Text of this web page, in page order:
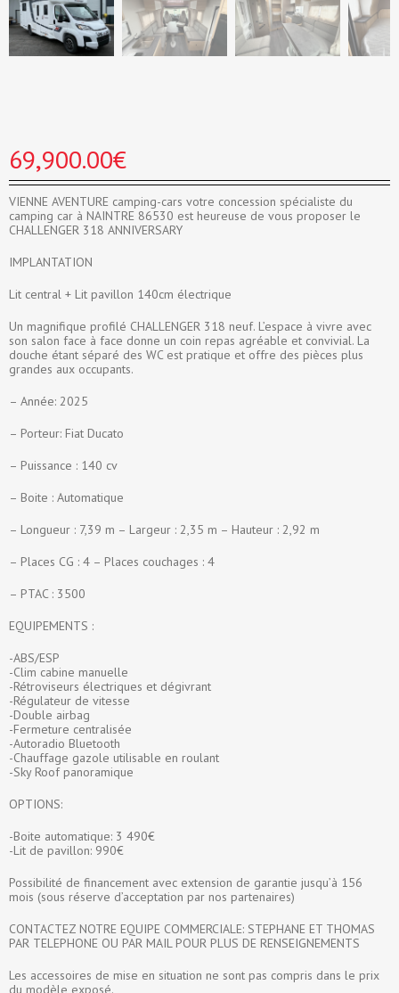
69,900.00€
VIENNE AVENTURE camping-cars votre concession spécialiste du
camping car à NAINTRE 86530 est heureuse de vous proposer le
CHALLENGER 318 ANNIVERSARY
IMPLANTATION
Lit central + Lit pavillon 140cm électrique
Un magnifique profilé CHALLENGER 318 neuf. L’espace à vivre avec
son salon face à face donne un coin repas agréable et convivial. La
douche étant séparé des WC est pratique et offre des pièces plus
grandes aux occupants.
– Année: 2025
– Porteur: Fiat Ducato
– Puissance : 140 cv
– Boite : Automatique
– Longueur : 7,39 m – Largeur : 2,35 m – Hauteur : 2,92 m
– Places CG : 4 – Places couchages : 4
– PTAC : 3500
EQUIPEMENTS :
-ABS/ESP
-Clim cabine manuelle
-Rétroviseurs électriques et dégivrant
-Régulateur de vitesse
-Double airbag
-Fermeture centralisée
-Autoradio Bluetooth
-Chauffage gazole utilisable en roulant
-Sky Roof panoramique
OPTIONS:
-Boite automatique: 3 490€
-Lit de pavillon: 990€
Possibilité de financement avec extension de garantie jusqu’à 156
mois (sous réserve d’acceptation par nos partenaires)
CONTACTEZ NOTRE EQUIPE COMMERCIALE: STEPHANE ET THOMAS
PAR TELEPHONE OU PAR MAIL POUR PLUS DE RENSEIGNEMENTS
Les accessoires de mise en situation ne sont pas compris dans le prix